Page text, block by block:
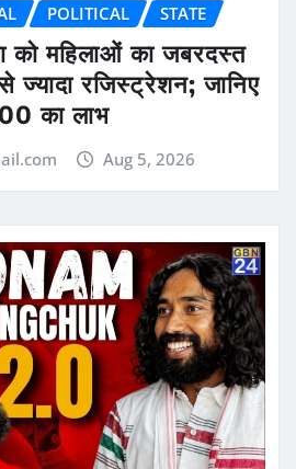
POLITICAL STATE
को महिलाओं का जबरदस्त
ज्यादा रजिस्ट्रेशन; जानिए
का लाभ
Aug 5, 2026